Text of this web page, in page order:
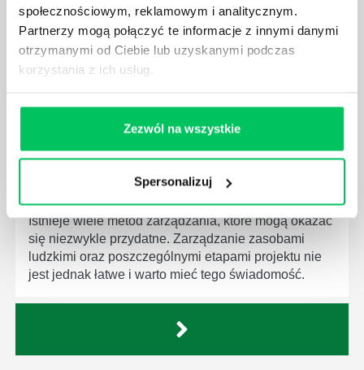
społecznościowym, reklamowym i analitycznym.
Partnerzy mogą połączyć te informacje z innymi danymi
otrzymanymi od Ciebie lub uzyskanymi podczas
korzystania z ich usług.
Zezwól na wszystkie
Spersonalizuj
Menedżer to niezwykle ważne stanowisko w każdej
firmie. Osoba je pełniąca jest w pełni odpowiedzialna
za realizację działań podległych mu osób oraz
działu.
JAKĄ METODĘ ZARZĄDZANIA POWINIEN ZNAĆ
Istnieje wiele metod zarządzania, które mogą okazać
się niezwykle przydatne. Zarządzanie zasobami
ludzkimi oraz poszczególnymi etapami projektu nie
jest jednak łatwe i warto mieć tego świadomość.